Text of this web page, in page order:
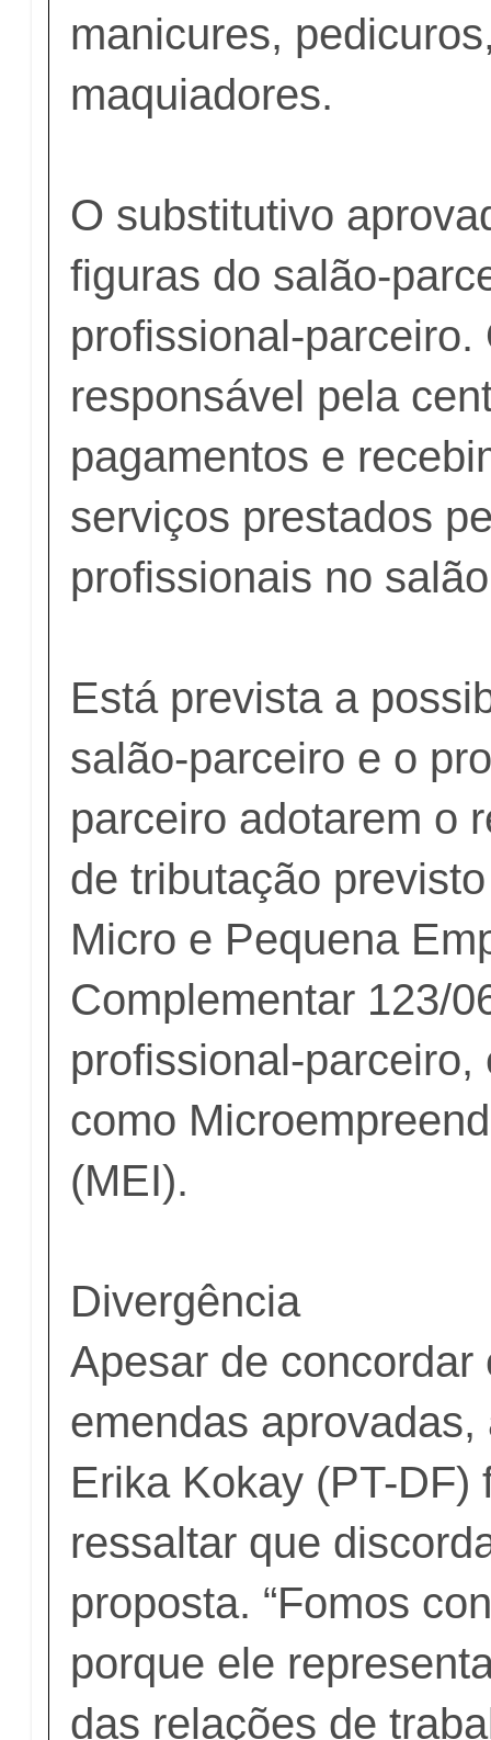
manicures,
maquiadores.
O substitutivo
figuras do salão-
profissional-parceiro.
responsável pela
pagamentos e
serviços prestados
profissionais no
Está prevista a
salão-parceiro e o
parceiro adotarem o
de tributação
Micro e Pequena
Complementar 123/
profissional-
como
(MEI).
Divergência
Apesar de concordar
emendas aprovadas,
Erika Kokay (PT-DF)
ressaltar que
proposta. “Fomos
porque ele
das relações de